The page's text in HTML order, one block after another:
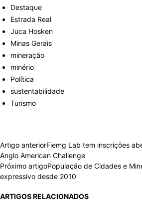
Destaque
Estrada Real
Juca Hosken
Minas Gerais
mineração
minério
Política
sustentabilidade
Turismo
Artigo anteriorFiemg Lab tem inscrições
Anglo American Challenge
Próximo artigoPopulação de Cidades e
expressivo desde 2010
ARTIGOS RELACIONADOS